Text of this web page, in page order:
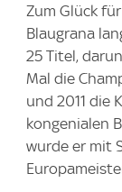
Zum Glück
Blaugrana
25 Titel,
Mal die
und 2011 die
kongenialen
wurde er mit